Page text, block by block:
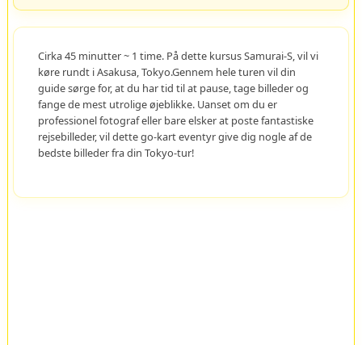
Cirka 45 minutter ~ 1 time. På dette kursus Samurai-S, vil vi
køre rundt i Asakusa, Tokyo.Gennem hele turen vil din
guide sørge for, at du har tid til at pause, tage billeder og
fange de mest utrolige øjeblikke. Uanset om du er
professionel fotograf eller bare elsker at poste fantastiske
rejsebilleder, vil dette go-kart eventyr give dig nogle af de
bedste billeder fra din Tokyo-tur!